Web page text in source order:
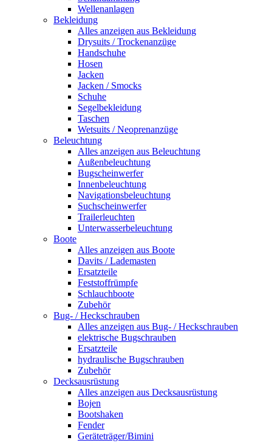
Wellenanlagen
Bekleidung
Alles anzeigen aus Bekleidung
Drysuits / Trockenanzüge
Handschuhe
Hosen
Jacken
Jacken / Smocks
Schuhe
Segelbekleidung
Taschen
Wetsuits / Neoprenanzüge
Beleuchtung
Alles anzeigen aus Beleuchtung
Außenbeleuchtung
Bugscheinwerfer
Innenbeleuchtung
Navigationsbeleuchtung
Suchscheinwerfer
Trailerleuchten
Unterwasserbeleuchtung
Boote
Alles anzeigen aus Boote
Davits / Lademasten
Ersatzteile
Feststoffrümpfe
Schlauchboote
Zubehör
Bug- / Heckschrauben
Alles anzeigen aus Bug- / Heckschrauben
elektrische Bugschrauben
Ersatzteile
hydraulische Bugschrauben
Zubehör
Decksausrüstung
Alles anzeigen aus Decksausrüstung
Bojen
Bootshaken
Fender
Geräteträger/Bimini